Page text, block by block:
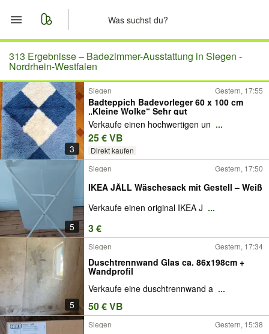
Start
Merkliste
Nachrichten
Anzeige aufgeben
313 Ergebnisse – Badezimmer-Ausstattung in Siegen -
Nordrhein-Westfalen
3
Siegen Gestern, 17:55
Badteppich Badevorleger 60 x 100 cm
„Kleine Wolke“ Sehr gut
Verkaufe einen hochwertigen un ...
25 € VB
Direkt kaufen
5
Siegen Gestern, 17:50
IKEA JÄLL Wäschesack mit Gestell – Weiß
Verkaufe einen original IKEA J ...
3 €
5
Siegen Gestern, 17:34
Duschtrennwand Glas ca. 86x198cm +
Wandprofil
Verkaufe eine duschtrennwand a ...
50 € VB
Siegen Gestern, 15:38